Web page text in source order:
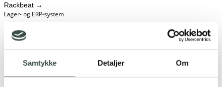
Samtykke Detaljer Om
Rackbeat →
Lager- og ERP-system
Microsoft Dynamics 365
Samling af forretningsapplikationer
Fortnox
Regnskab